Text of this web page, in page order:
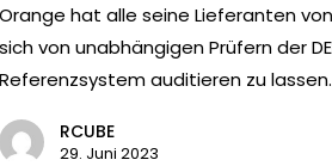
Orange hat alle seine Lieferanten
sich von unabhängigen Prüfern der
Referenzsystem auditieren zu
RCUBE
29. Juni 2023